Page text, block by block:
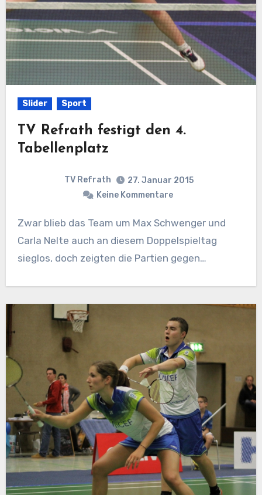
Slider Sport
TV Refrath festigt den 4.
Tabellenplatz
TV Refrath
27. Januar 2015
Keine Kommentare
Zwar blieb das Team um Max Schwenger und
Carla Nelte auch an diesem Doppelspieltag
sieglos, doch zeigten die Partien gegen…